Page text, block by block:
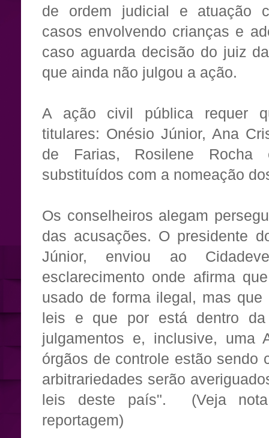
de ordem judicial e atuação
casos envolvendo crianças e
caso aguarda decisão do juiz
que ainda não julgou a ação.
A ação civil pública requer
titulares: Onésio Júnior, Ana
de Farias, Rosilene Rocha
substituídos com a nomeação
Os conselheiros alegam
das acusações. O presidente
Júnior, enviou ao
esclarecimento onde afirma
usado de forma ilegal, mas
leis e que por está dentro da
julgamentos e, inclusive, uma
órgãos de controle estão sendo
arbitrariedades serão
leis deste país". (Veja
reportagem)